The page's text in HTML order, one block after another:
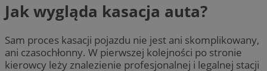
Jak wygląda kasacja auta?
Sam proces kasacji pojazdu nie jest ani skomplikowany,
ani czasochłonny. W pierwszej kolejności po stronie
kierowcy leży znalezienie profesjonalnej i legalnej stacji